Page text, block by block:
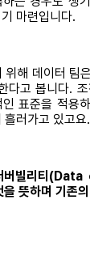
마련입니다.
위해 데이터 팀
다고 봅니다.
표준을 적용
러가고 있고요.
버빌리티
뜻하며 기존